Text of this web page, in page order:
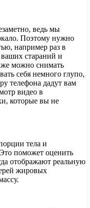
ведь мы
Поэтому нужно
например раз в
стараний и
можно снимать
себя немного глупо,
телефона дадут вам
видео в
которые вы не
тела и
поможет оценить
отображают реальную
жировых